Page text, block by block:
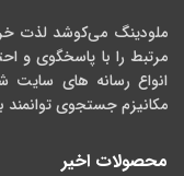
ملودینگ می‌کوشد لذت
مرتبط را با پاسخگوی و
انواع رسانه های سایت
مکانیزم جستجوی توانمند
محصولات اخیر